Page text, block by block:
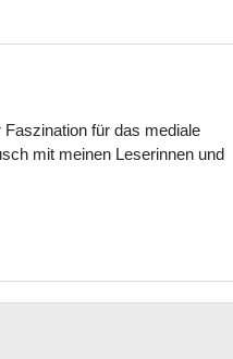
für das mediale
mit meinen Leserinnen und